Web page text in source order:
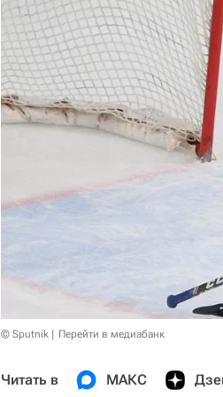
© Sputnik Перейти в медиабанк
Читать в МАКС